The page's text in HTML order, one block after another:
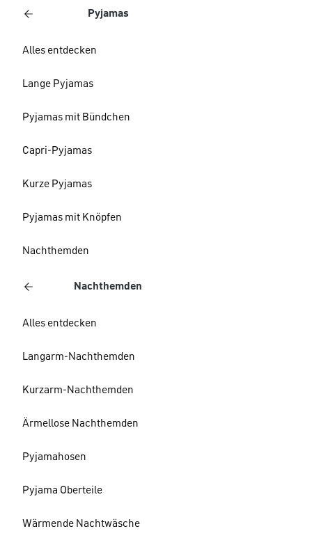
Pyjamas
Alles entdecken
Lange Pyjamas
Pyjamas mit Bündchen
Capri-Pyjamas
Kurze Pyjamas
Pyjamas mit Knöpfen
Nachthemden
Nachthemden
Alles entdecken
Langarm-Nachthemden
Kurzarm-Nachthemden
Ärmellose Nachthemden
Pyjamahosen
Pyjama Oberteile
Wärmende Nachtwäsche